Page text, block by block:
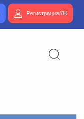
Регистрация/ЛК